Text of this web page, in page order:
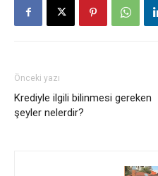
Önceki yazı
Krediyle ilgili bilinmesi gereken
şeyler nelerdir?